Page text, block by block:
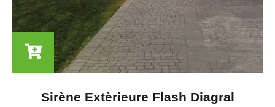
Sirène Extèrieure Flash Diagral